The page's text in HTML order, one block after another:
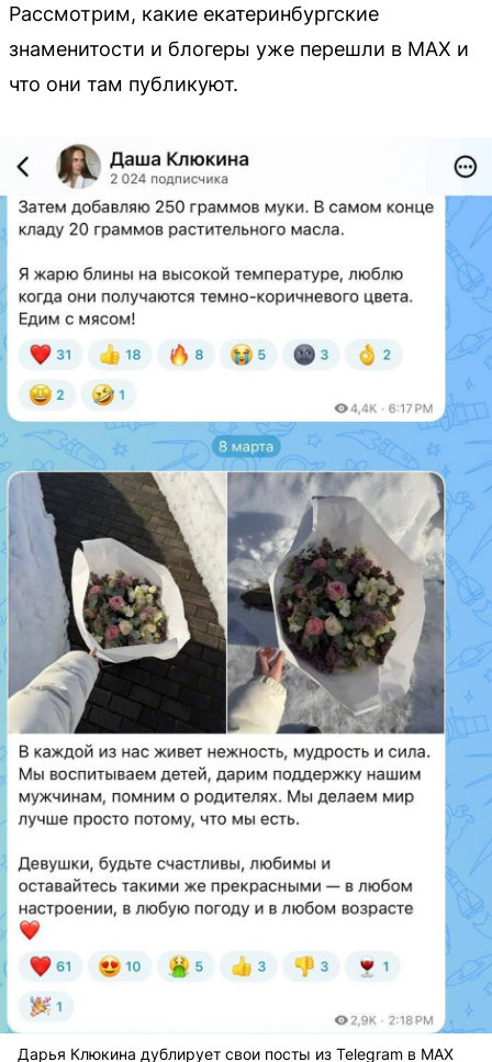
Рассмотрим, какие екатеринбургские
знаменитости и блогеры уже перешли в MAX и
что они там публикуют.
Дарья Клюкина дублирует свои посты из Telegram в MAX